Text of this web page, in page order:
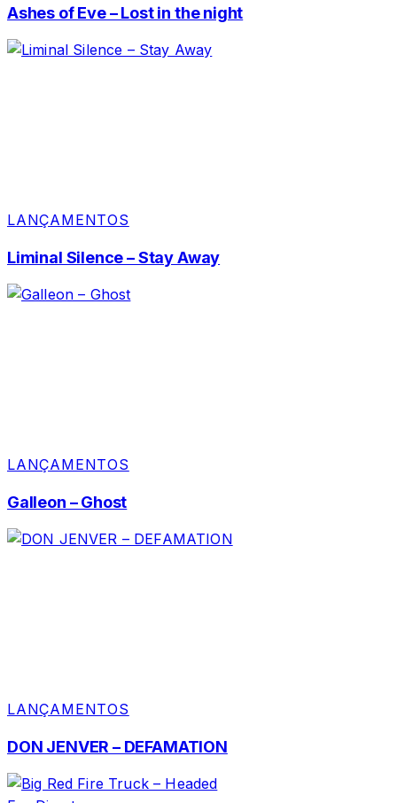
Ashes of Eve – Lost in the night
LANÇAMENTOS
Liminal Silence – Stay Away
LANÇAMENTOS
Galleon – Ghost
LANÇAMENTOS
DON JENVER – DEFAMATION